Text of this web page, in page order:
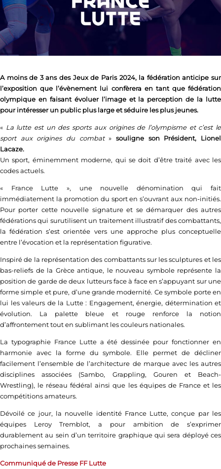
A moins de 3 ans des Jeux de Paris 2024, la fédération anticipe sur
l’exposition que l’évènement lui confèrera en tant que fédération
olympique en faisant évoluer l’image et la perception de la lutte
pour intéresser un public plus large et séduire les plus jeunes.
« La lutte est un des sports aux origines de l’olympisme et c’est le
sport aux origines du combat» souligne son Président, Lionel
Lacaze.
Un sport, éminemment moderne, qui se doit d’être traité avec les
codes actuels.
« France Lutte », une nouvelle dénomination qui fait
immédiatement la promotion du sport en s’ouvrant aux non-initiés.
Pour porter cette nouvelle signature et se démarquer des autres
fédérations qui surutilisent un traitement illustratif des combattants,
la fédération s’est orientée vers une approche plus conceptuelle
entre l’évocation et la représentation figurative.
Inspiré de la représentation des combattants sur les sculptures et les
bas-reliefs de la Grèce antique, le nouveau symbole représente la
position de garde de deux lutteurs face à face en s’appuyant sur une
forme simple et pure, d’une grande modernité. Ce symbole porte en
lui les valeurs de la Lutte : Engagement, énergie, détermination et
évolution. La palette bleue et rouge renforce la notion
d’affrontement tout en sublimant les couleurs nationales.
La typographie France Lutte a été dessinée pour fonctionner en
harmonie avec la forme du symbole. Elle permet de décliner
facilement l’ensemble de l’architecture de marque avec les autres
disciplines associées (Sambo, Grappling, Gouren et Beach-
Wrestling), le réseau fédéral ainsi que les équipes de France et les
compétitions amateurs.
Dévoilé ce jour, la nouvelle identité France Lutte, conçue par les
équipes Leroy Tremblot, a pour ambition de s’exprimer
durablement au sein d’un territoire graphique qui sera déployé ces
prochaines semaines.
Communiqué de Presse FF Lutte